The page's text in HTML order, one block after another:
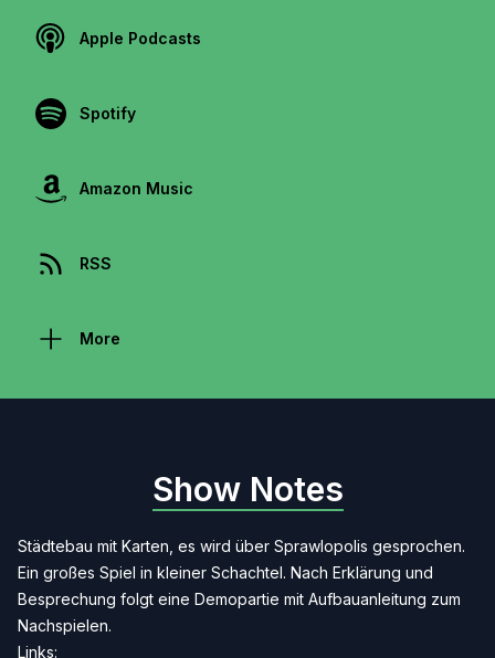
Apple Podcasts
Spotify
Amazon Music
RSS
More
Show Notes
Städtebau mit Karten, es wird über Sprawlopolis gesprochen.
Ein großes Spiel in kleiner Schachtel. Nach Erklärung und
Besprechung folgt eine Demopartie mit Aufbauanleitung zum
Nachspielen.
Links: